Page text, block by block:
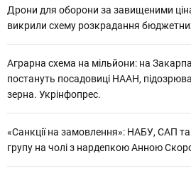
Дрони для оборони за завищеними
викрили схему розкрадання
Аграрна схема на мільйони: на
постануть посадовиці НААН,
зерна. Укрінфопрес.
«Санкції на замовлення»: НАБУ, САП
групу на чолі з нардепкою Анною